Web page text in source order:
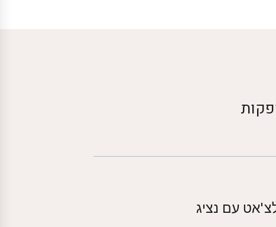
עם נציג